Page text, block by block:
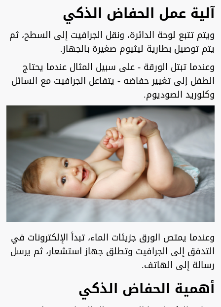
آلية عمل الحفاض الذكي
ويتم تتبع لوحة الدائرة، ونقل الجرافيت إلى السطح، ثم
يتم توصيل بطارية ليثيوم صغيرة بالجهاز.
وعندما تبتل الورقة - على سبيل المثال عندما يحتاج
الطفل إلى تغيير حفاضه - يتفاعل الجرافيت مع السائل
وكلوريد الصوديوم.
وعندما يمتص الورق جزيئات الماء، تبدأ الإلكترونات في
التدفق إلى الجرافيت وتطلق جهاز استشعار، ثم يرسل
رسالة إلى الهاتف.
أهمية الحفاض الذكي